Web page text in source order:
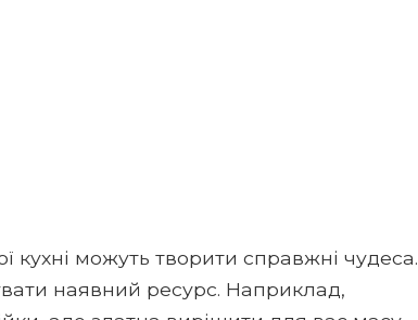
кухні можуть творити справжні чудеса.
наявний ресурс. Наприклад,